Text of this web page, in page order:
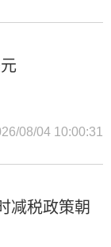
08/04 10:00:31
减税政策朝